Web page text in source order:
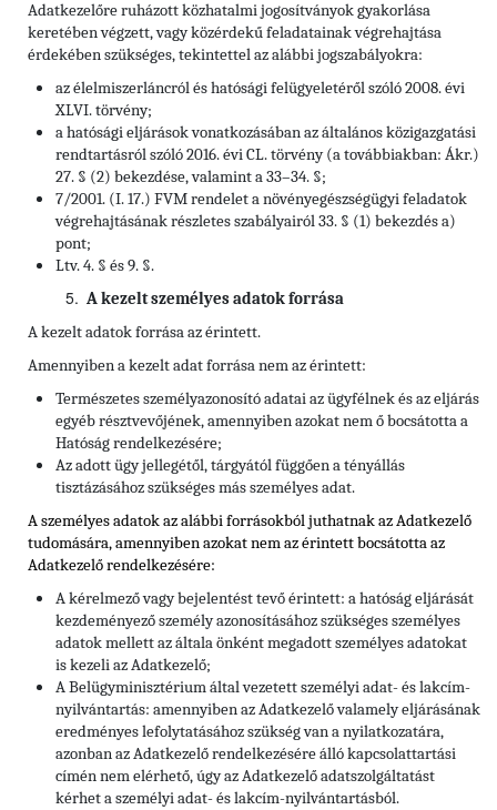
Adatkezelőre ruházott közhatalmi jogosítványok gyakorlása
keretében végzett, vagy közérdekű feladatainak végrehajtása
érdekében szükséges, tekintettel az alábbi jogszabályokra:
az élelmiszerláncról és hatósági felügyeletéről szóló 2008. évi
XLVI. törvény;
a hatósági eljárások vonatkozásában az általános közigazgatási
rendtartásról szóló 2016. évi CL. törvény (a továbbiakban: Ákr.)
27. § (2) bekezdése, valamint a 33–34. §;
7/2001. (I. 17.) FVM rendelet a növényegészségügyi feladatok
végrehajtásának részletes szabályairól 33. § (1) bekezdés a)
pont;
Ltv. 4. § és 9. §.
A kezelt személyes adatok forrása
A kezelt adatok forrása az érintett.
Amennyiben a kezelt adat forrása nem az érintett:
Természetes személyazonosító adatai az ügyfélnek és az eljárás
egyéb résztvevőjének, amennyiben azokat nem ő bocsátotta a
Hatóság rendelkezésére;
Az adott ügy jellegétől, tárgyától függően a tényállás
tisztázásához szükséges más személyes adat.
A személyes adatok az alábbi forrásokból juthatnak az Adatkezelő
tudomására, amennyiben azokat nem az érintett bocsátotta az
Adatkezelő rendelkezésére:
A kérelmező vagy bejelentést tevő érintett: a hatóság eljárását
kezdeményező személy azonosításához szükséges személyes
adatok mellett az általa önként megadott személyes adatokat
is kezeli az Adatkezelő;
A Belügyminisztérium által vezetett személyi adat- és lakcím-
nyilvántartás: amennyiben az Adatkezelő valamely eljárásának
eredményes lefolytatásához szükség van a nyilatkozatára,
azonban az Adatkezelő rendelkezésére álló kapcsolattartási
címén nem elérhető, úgy az Adatkezelő adatszolgáltatást
kérhet a személyi adat- és lakcím-nyilvántartásból.